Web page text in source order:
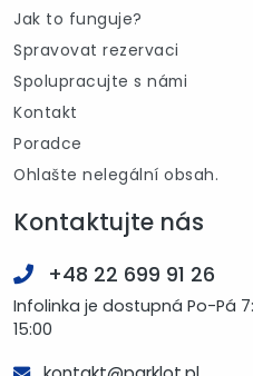
Jak to funguje?
Spravovat rezervaci
Spolupracujte s námi
Kontakt
Poradce
Ohlašte nelegální obsah.
Kontaktujte nás
+48 22 699 91 26
Infolinka je dostupná Po-Pá
15:00